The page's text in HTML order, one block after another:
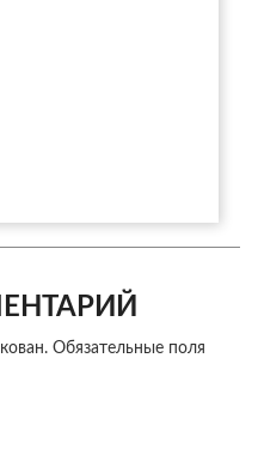
Обязательные поля